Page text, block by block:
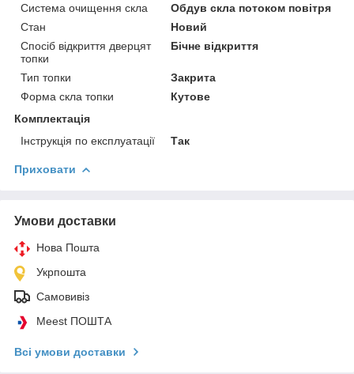
Система очищення скла
Обдув скла потоком повітря
Стан
Новий
Спосіб відкриття дверцят
топки
Бічне відкриття
Тип топки
Закрита
Форма скла топки
Кутове
Комплектація
Інструкція по експлуатації
Так
Приховати
Умови доставки
Нова Пошта
Укрпошта
Самовивіз
Meest ПОШТА
Всі умови доставки